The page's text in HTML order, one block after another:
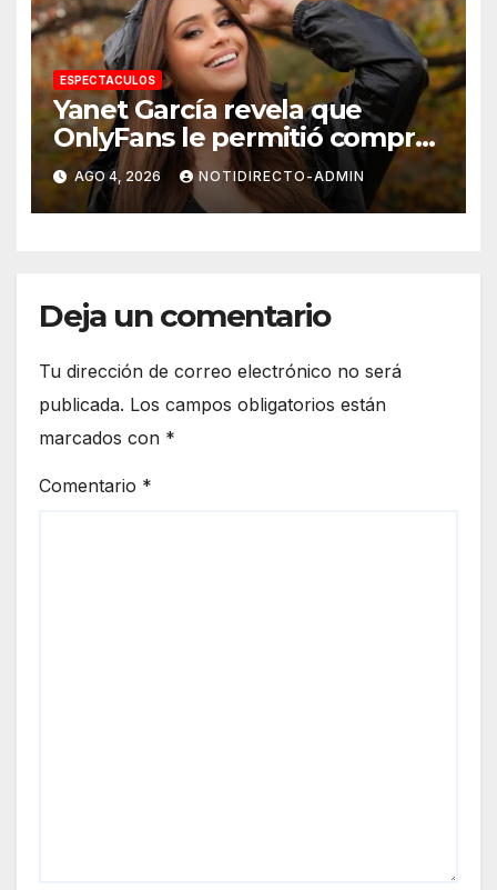
ESPECTACULOS
Yanet García revela que
OnlyFans le permitió comprar
un departamento en
Manhattan
AGO 4, 2026 NOTIDIRECTO-ADMIN
Deja un comentario
Tu dirección de correo electrónico no será
publicada. Los campos obligatorios están
marcados con *
Comentario *